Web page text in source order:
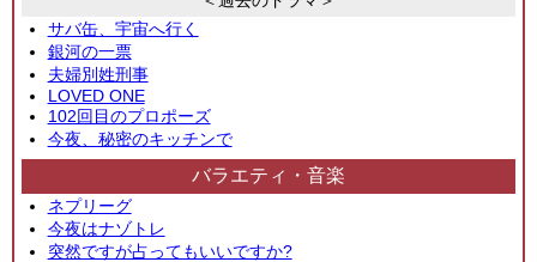
サバ缶、宇宙へ行く
銀河の一票
夫婦別姓刑事
LOVED ONE
102回目のプロポーズ
今夜、秘密のキッチンで
バラエティ・音楽
ネプリーグ
今夜はナゾトレ
突然ですが占ってもいいですか?